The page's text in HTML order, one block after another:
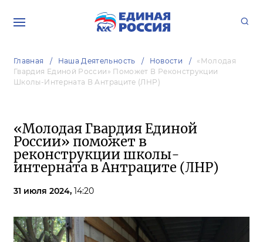
Главная Наша Деятельность Новости
«Молодая
Гвардия Единой России» Поможет В Реконструкции
Школы-Интерната В Антраците (ЛНР)
«Молодая Гвардия Единой
России» поможет в
реконструкции школы-
интерната в Антраците (ЛНР)
31 июля 2024, 14:20